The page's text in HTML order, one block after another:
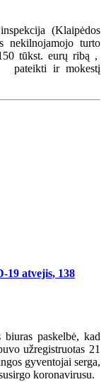
(Klaipėdos
nekilnojamojo turto
tūkst. eurų ribą ,
pateikti ir mokestį
19 atvejis, 138
biuras paskelbė, kad
užregistruotas 21
gyventojai serga,
koronavirusu.